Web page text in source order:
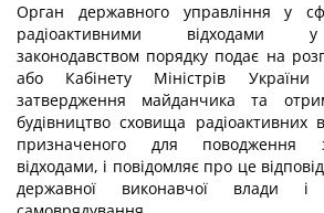
Орган державного управління у
радіоактивними відходами
законодавством порядку подає на
або Кабінету Міністрів
затвердження майданчика та
будівництво сховища радіоактивних
призначеного для поводження
відходами, і повідомляє про це
державної виконавчої влади і